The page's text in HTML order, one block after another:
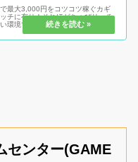
最大3,000円をコツコツ稼ぐカギ
チに有り！それほどちょびリッチ
環境であり、稼ぐための元手は0
ひ、ちょびリッチというポイントサ
して他の人よりもどんどん毎月お
センター(GAME